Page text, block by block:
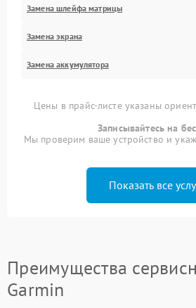
Замена шлейфа матрицы
Замена экрана
Замена аккумулятора
Цены в прайс-листе указаны
Записывайтесь на
Мы проверим ваше устройство и
Показать все
Преимущества
Garmin